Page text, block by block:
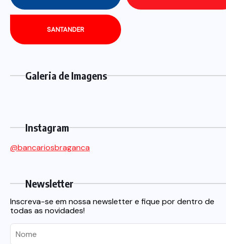
SANTANDER
Galeria de Imagens
Instagram
@bancariosbraganca
Newsletter
Inscreva-se em nossa newsletter e fique por dentro de
todas as novidades!